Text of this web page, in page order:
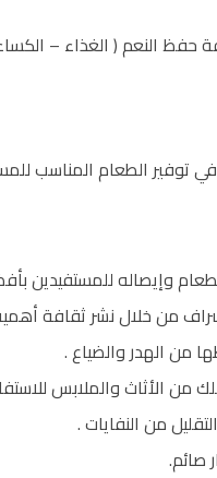
حفظ النعم ( الغذاء –
توفير الطعام المناسب
وإيصاله للمستفيدين
من خلال نشر ثقافة
من ‏الهدر والضياع .
من الأثاث والملابس
من النفايات .
صائم.